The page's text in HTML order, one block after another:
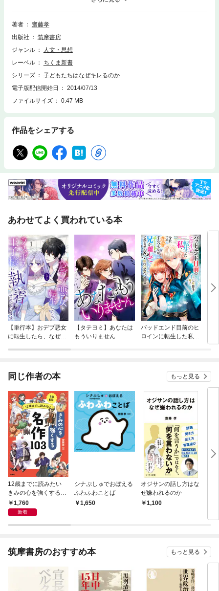
れ自体は、かくべつ目新しいものではない。では「キレる」ことの、どこ
が新しいのだろうか。個性尊重と管理強化の間をゆれ動く既成の教育論に
楔を打ち込み、〈腰肚文化〉に代表される伝統的な身体文化の継承を提案
著者
齋藤孝
出版社
筑摩書房
ジャンル
人文・思想
レーベル
ちくま新書
シリーズ
子どもたちはなぜキレるのか
電子版配信開始日
2014/07/13
ファイルサイズ
0.47 MB
作品をシェアする
あわせてよく買われている本
【単行本】おデブ悪女
に転生したら、なぜか
【タテヨミ】あなたは
もういりません
バッドエンド目前のヒ
ロインに転生した私、
同じ作者の本 もっと見る
12歳までに読みたい
きみの心を強くする名
作103
1,760
新着
シナぷしゅでおぼえる
ふわふわことば
1,650
オジサンの話し方はな
ぜ嫌われるのか
1,100
孤
筑摩書房のおすすめ本 もっと見る